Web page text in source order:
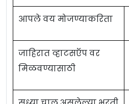
आपले वय मोजण्याकरिता
जाहिरात व्हाटसऍप वर
मिळवण्यासाठी